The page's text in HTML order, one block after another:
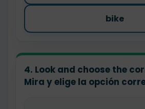
bike
4. Look and choose the
Mira y elige la opción